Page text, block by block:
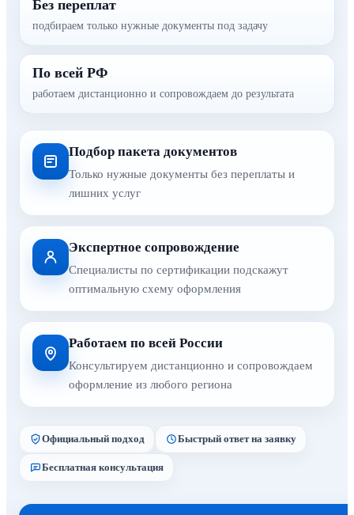
Без переплат
подбираем только нужные документы под задачу
По всей РФ
работаем дистанционно и сопровождаем до результата
Подбор пакета документов
Только нужные документы без переплаты и
лишних услуг
Экспертное сопровождение
Специалисты по сертификации подскажут
оптимальную схему оформления
Работаем по всей России
Консультируем дистанционно и сопровождаем
оформление из любого региона
Официальный подход Быстрый ответ на заявку
Бесплатная консультация